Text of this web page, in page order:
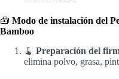
🧰 Modo de instalación del
Bamboo
🧹 Preparación del
elimina polvo, grasa,